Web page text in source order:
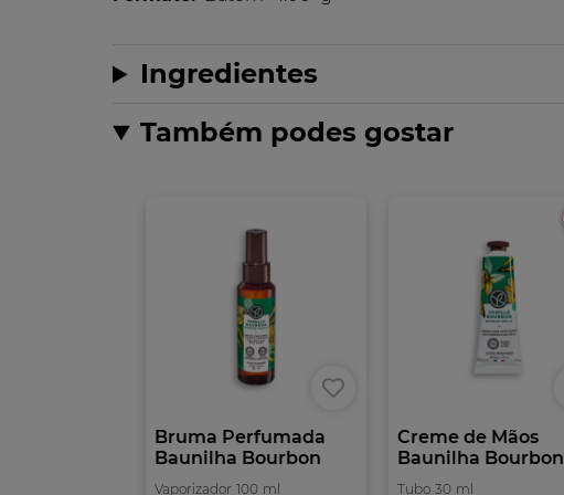
Ingredientes
Também podes gostar
Bruma Perfumada
Baunilha Bourbon
Vaporizador 100 ml
Creme de Mãos
Baunilha Bourbon
Tubo 30 ml